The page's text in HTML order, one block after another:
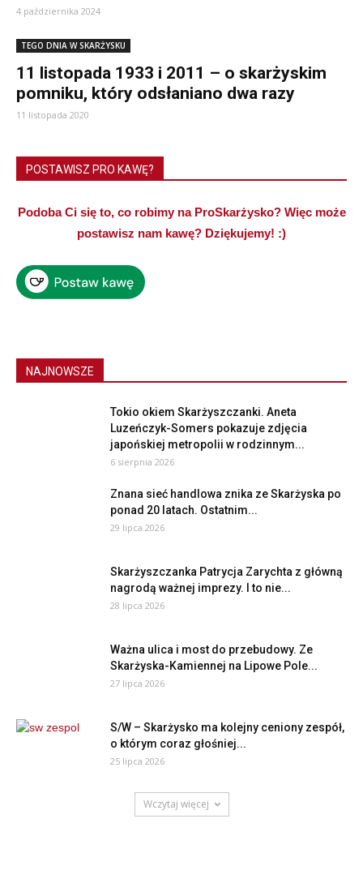
4 października 2024
TEGO DNIA W SKARŻYSKU
11 listopada 1933 i 2011 – o skarżyskim
pomniku, który odsłaniano dwa razy
11 listopada 2020
POSTAWISZ PRO KAWĘ?
Podoba Ci się to, co robimy na ProSkarżysko? Więc może
postawisz nam kawę? Dziękujemy! :)
NAJNOWSZE
Tokio okiem Skarżyszczanki. Aneta
Luzeńczyk-Somers pokazuje zdjęcia
japońskiej metropolii w rodzinnym...
6 sierpnia 2026
Znana sieć handlowa znika ze Skarżyska po
ponad 20 latach. Ostatnim...
29 lipca 2026
Skarżyszczanka Patrycja Zarychta z główną
nagrodą ważnej imprezy. I to nie...
28 lipca 2026
Ważna ulica i most do przebudowy. Ze
Skarżyska-Kamiennej na Lipowe Pole...
27 lipca 2026
S/W – Skarżysko ma kolejny ceniony zespół,
o którym coraz głośniej...
25 lipca 2026
Wczytaj więcej